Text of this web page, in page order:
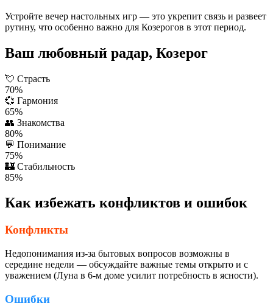
Устройте вечер настольных игр — это укрепит связь и развеет
рутину, что особенно важно для Козерогов в этот период.
Ваш любовный радар, Козерог
💘 Страсть
70%
💞 Гармония
65%
👥 Знакомства
80%
💬 Понимание
75%
🏰 Стабильность
85%
Как избежать конфликтов и ошибок
Конфликты
Недопонимания из-за бытовых вопросов возможны в
середине недели — обсуждайте важные темы открыто и с
уважением (Луна в 6-м доме усилит потребность в ясности).
Ошибки